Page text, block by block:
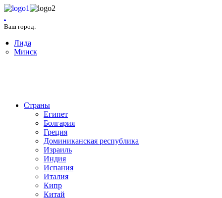
.
Ваш город:
Лида
Минск
Страны
Египет
Болгария
Греция
Доминиканская республика
Израиль
Индия
Испания
Италия
Кипр
Китай